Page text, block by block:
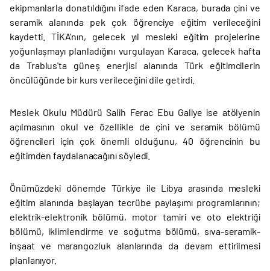
ekipmanlarla donatıldığını ifade eden Karaca, burada çini ve
seramik alanında pek çok öğrenciye eğitim verileceğini
kaydetti. TİKA'nın, gelecek yıl mesleki eğitim projelerine
yoğunlaşmayı planladığını vurgulayan Karaca, gelecek hafta
da Trablus'ta güneş enerjisi alanında Türk eğitimcilerin
öncülüğünde bir kurs verileceğini dile getirdi.
Meslek Okulu Müdürü Salih Ferac Ebu Galiye ise atölyenin
açılmasının okul ve özellikle de çini ve seramik bölümü
öğrencileri için çok önemli olduğunu, 40 öğrencinin bu
eğitimden faydalanacağını söyledi.
Önümüzdeki dönemde Türkiye ile Libya arasında mesleki
eğitim alanında başlayan tecrübe paylaşımı programlarının;
elektrik-elektronik bölümü, motor tamiri ve oto elektriği
bölümü, iklimlendirme ve soğutma bölümü, sıva-seramik-
inşaat ve marangozluk alanlarında da devam ettirilmesi
planlanıyor.